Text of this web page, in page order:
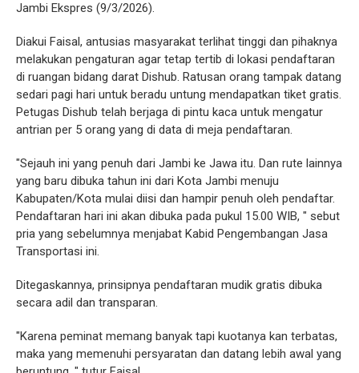
Jambi Ekspres (9/3/2026).
Diakui Faisal, antusias masyarakat terlihat tinggi dan pihaknya
melakukan pengaturan agar tetap tertib di lokasi pendaftaran
di ruangan bidang darat Dishub. Ratusan orang tampak datang
sedari pagi hari untuk beradu untung mendapatkan tiket gratis.
Petugas Dishub telah berjaga di pintu kaca untuk mengatur
antrian per 5 orang yang di data di meja pendaftaran.
"Sejauh ini yang penuh dari Jambi ke Jawa itu. Dan rute lainnya
yang baru dibuka tahun ini dari Kota Jambi menuju
Kabupaten/Kota mulai diisi dan hampir penuh oleh pendaftar.
Pendaftaran hari ini akan dibuka pada pukul 15.00 WIB, " sebut
pria yang sebelumnya menjabat Kabid Pengembangan Jasa
Transportasi ini.
Ditegaskannya, prinsipnya pendaftaran mudik gratis dibuka
secara adil dan transparan.
"Karena peminat memang banyak tapi kuotanya kan terbatas,
maka yang memenuhi persyaratan dan datang lebih awal yang